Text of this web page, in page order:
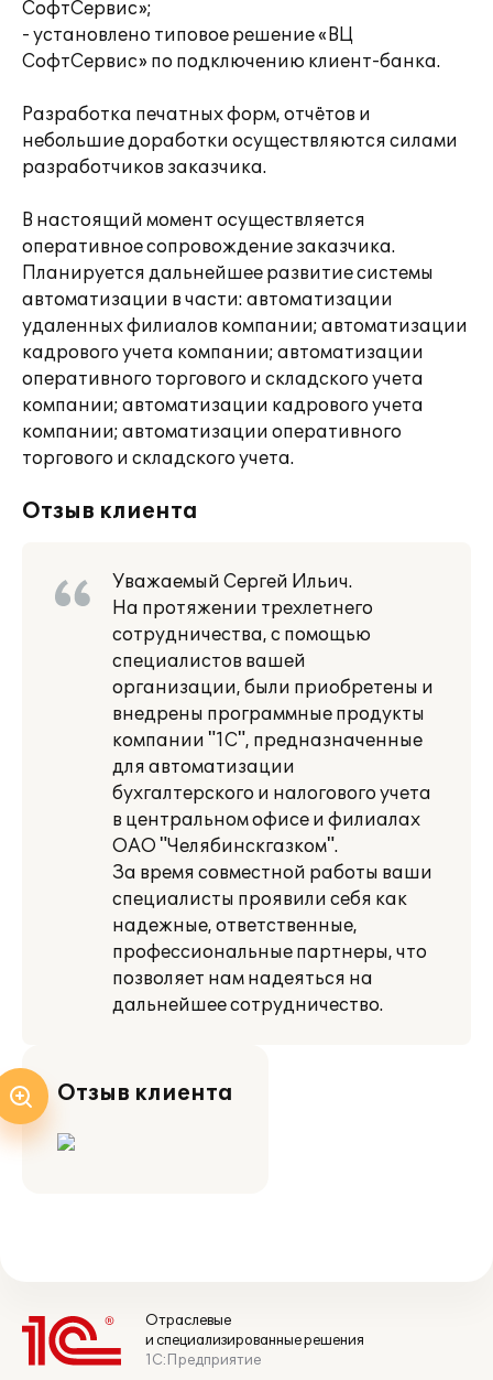
СофтСервис»;
- установлено типовое решение «ВЦ
СофтСервис» по подключению клиент-банка.
Разработка печатных форм, отчётов и
небольшие доработки осуществляются силами
разработчиков заказчика.
В настоящий момент осуществляется
оперативное сопровождение заказчика.
Планируется дальнейшее развитие системы
автоматизации в части: автоматизации
удаленных филиалов компании; автоматизации
кадрового учета компании; автоматизации
оперативного торгового и складского учета
компании; автоматизации кадрового учета
компании; автоматизации оперативного
торгового и складского учета.
Отзыв клиента
Уважаемый Сергей Ильич.
На протяжении трехлетнего
сотрудничества, с помощью
специалистов вашей
организации, были приобретены и
внедрены программные продукты
компании "1С", предназначенные
для автоматизации
бухгалтерского и налогового учета
в центральном офисе и филиалах
ОАО "Челябинскгазком".
За время совместной работы ваши
специалисты проявили себя как
надежные, ответственные,
профессиональные партнеры, что
позволяет нам надеяться на
дальнейшее сотрудничество.
Отзыв клиента
Отраслевые
и специализированные решения
1С:Предприятие